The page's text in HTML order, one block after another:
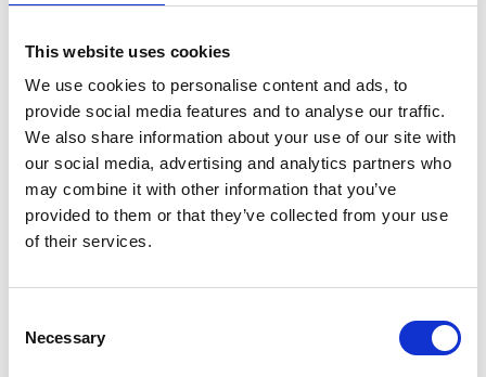
This website uses cookies
We use cookies to personalise content and ads, to
provide social media features and to analyse our traffic.
We also share information about your use of our site with
our social media, advertising and analytics partners who
may combine it with other information that you’ve
provided to them or that they’ve collected from your use
of their services.
Selection
Necessary
Kompatibilität und zuverlässige Leistung in Ihrer
SAP-Umgebung.
Durch die Automatisierung aller Schritte im
Source-to-Pay (S2P)- und Order-to-Cash (O2C)-
Cycle können alle zuständigen Führungskräfte,
Teammitglieder, Kunden und Lieferanten schnell
werden.